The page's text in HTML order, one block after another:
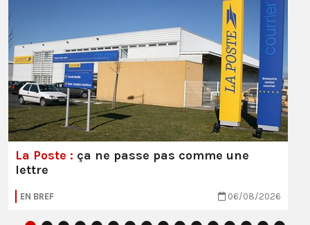
La Poste : ça ne passe pas comme une
lettre
EN BREF 06/08/2026